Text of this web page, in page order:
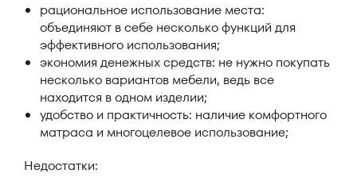
рациональное использование места:
объединяют в себе несколько функций для
эффективного использования;
экономия денежных средств: не нужно покупать
несколько вариантов мебели, ведь все
находится в одном изделии;
удобство и практичность: наличие комфортного
матраса и многоцелевое использование;
Недостатки: